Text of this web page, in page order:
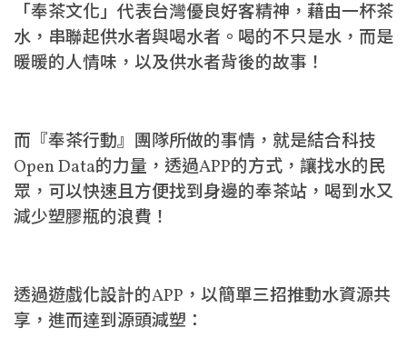
「奉茶文化」代表台灣優良好客精神，藉由一杯茶
水，串聯起供水者與喝水者。喝的不只是水，而是
暖暖的人情味，以及供水者背後的故事！
而『奉茶行動』團隊所做的事情，就是結合科技
Open Data的力量，透過APP的方式，讓找水的民
眾，可以快速且方便找到身邊的奉茶站，喝到水又
減少塑膠瓶的浪費！
透過遊戲化設計的APP，以簡單三招推動水資源共
享，進而達到源頭減塑：